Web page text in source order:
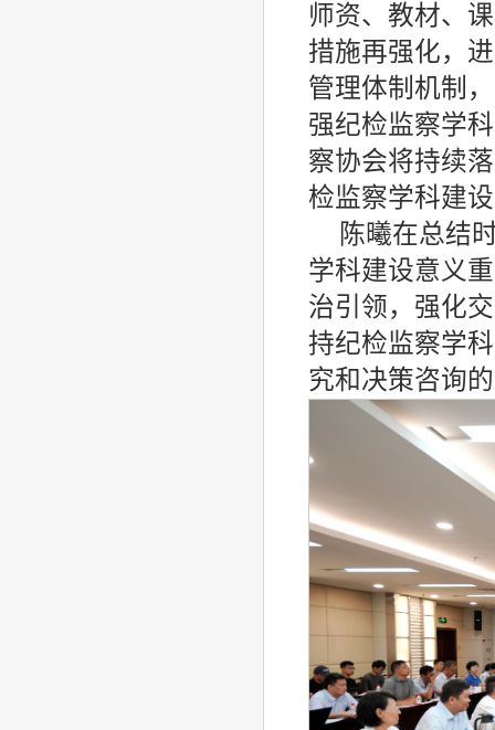
师资、教材、
措施再强化，
管理体制机制
强纪检监察学
察协会将持续
检监察学科建
陈曦在总结
学科建设意义
治引领，强化
持纪检监察学
究和决策咨询